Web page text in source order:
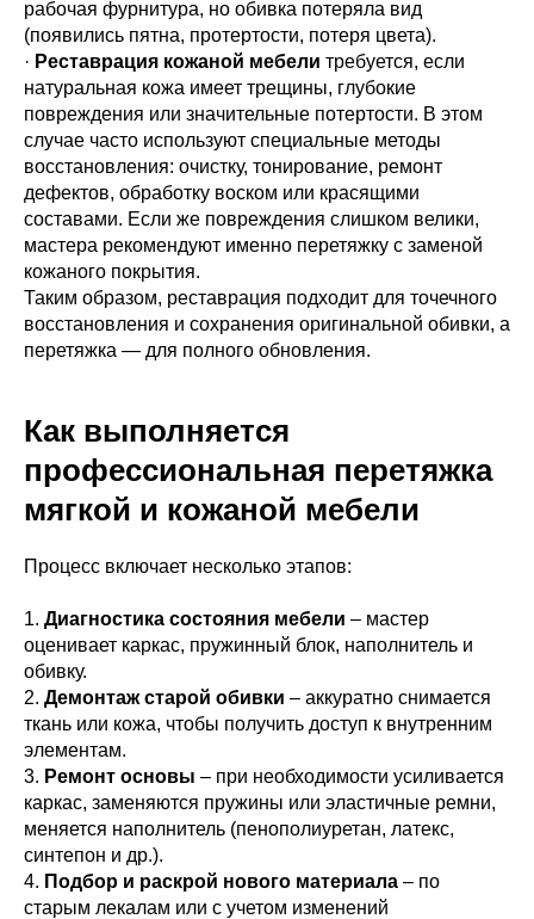
рабочая фурнитура, но обивка потеряла вид
(появились пятна, протертости, потеря цвета).
· Реставрация кожаной мебели требуется, если
натуральная кожа имеет трещины, глубокие
повреждения или значительные потертости. В этом
случае часто используют специальные методы
восстановления: очистку, тонирование, ремонт
дефектов, обработку воском или красящими
составами. Если же повреждения слишком велики,
мастера рекомендуют именно перетяжку с заменой
кожаного покрытия.
Таким образом, реставрация подходит для точечного
восстановления и сохранения оригинальной обивки, а
перетяжка — для полного обновления.
Как выполняется
профессиональная перетяжка
мягкой и кожаной мебели
Процесс включает несколько этапов:
1. Диагностика состояния мебели – мастер
оценивает каркас, пружинный блок, наполнитель и
обивку.
2. Демонтаж старой обивки – аккуратно снимается
ткань или кожа, чтобы получить доступ к внутренним
элементам.
3. Ремонт основы – при необходимости усиливается
каркас, заменяются пружины или эластичные ремни,
меняется наполнитель (пенополиуретан, латекс,
синтепон и др.).
4. Подбор и раскрой нового материала – по
старым лекалам или с учетом изменений